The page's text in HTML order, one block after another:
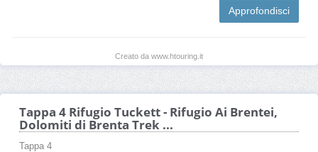
Approfondisci
Creato da www.htouring.it
Tappa 4 Rifugio Tuckett - Rifugio Ai Brentei,
Dolomiti di Brenta Trek ...
Tappa 4